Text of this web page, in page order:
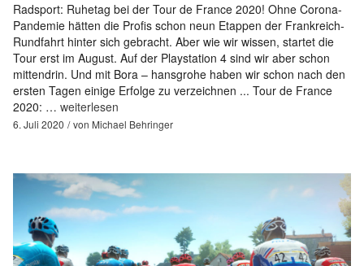
Radsport: Ruhetag bei der Tour de France 2020! Ohne Corona-
Pandemie hätten die Profis schon neun Etappen der Frankreich-
Rundfahrt hinter sich gebracht. Aber wie wir wissen, startet die
Tour erst im August. Auf der Playstation 4 sind wir aber schon
mittendrin. Und mit Bora – hansgrohe haben wir schon nach den
ersten Tagen einige Erfolge zu verzeichnen ... Tour de France
2020: … weiterlesen
6. Juli 2020 von Michael Behringer